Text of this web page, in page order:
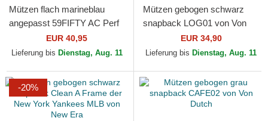
Mützen flach marineblau
angepasst 59FIFTY AC Perf
der Detroit Tigers MLB von
New Era
EUR 40,95
Lieferung bis Dienstag, Aug. 11
Mützen gebogen schwarz
snapback LOG01 von Von
EUR 34,90
Lieferung bis Dienstag, Aug. 11
-20%